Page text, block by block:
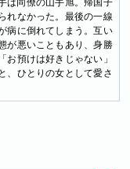
は同僚の山手旭。帰国子
れなかった。最後の一線
病に倒れてしまう。互い
が悪いこともあり、身勝
預けは好きじゃない」
、ひとりの女として愛さ